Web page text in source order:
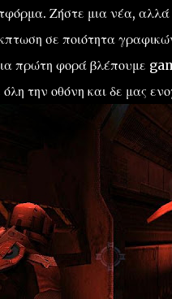
Ζήστε μια νέα, αλλά
σε ποιότητα
για πρώτη φορά βλέπουμε
την οθόνη και δε μας